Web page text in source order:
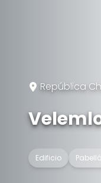
República
Edificio